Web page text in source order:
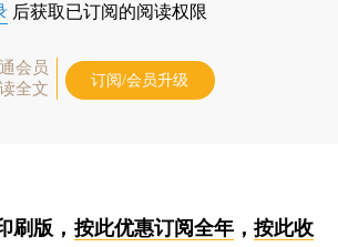
后获取已订阅的阅读权限
会员
全文
订阅/会员升级
刷版， 按此优惠订阅全年， 按此收